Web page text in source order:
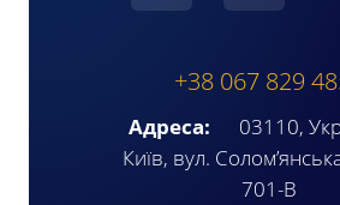
+38 067 829
Адреса:
03110,
Київ, вул.
701-В